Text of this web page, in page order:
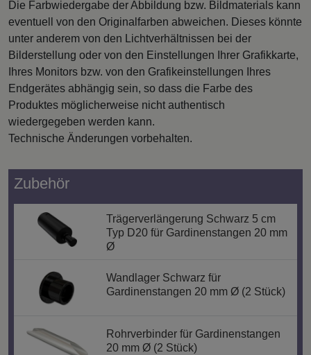
Die Farbwiedergabe der Abbildung bzw. Bildmaterials kann
eventuell von den Originalfarben abweichen. Dieses könnte
unter anderem von den Lichtverhältnissen bei der
Bilderstellung oder von den Einstellungen Ihrer Grafikkarte,
Ihres Monitors bzw. von den Grafikeinstellungen Ihres
Endgerätes abhängig sein, so dass die Farbe des
Produktes möglicherweise nicht authentisch
wiedergegeben werden kann.
Technische Änderungen vorbehalten.
Zubehör
Trägerverlängerung Schwarz 5 cm
Typ D20 für Gardinenstangen 20 mm
Ø
Wandlager Schwarz für
Gardinenstangen 20 mm Ø (2 Stück)
Rohrverbinder für Gardinenstangen
20 mm Ø (2 Stück)